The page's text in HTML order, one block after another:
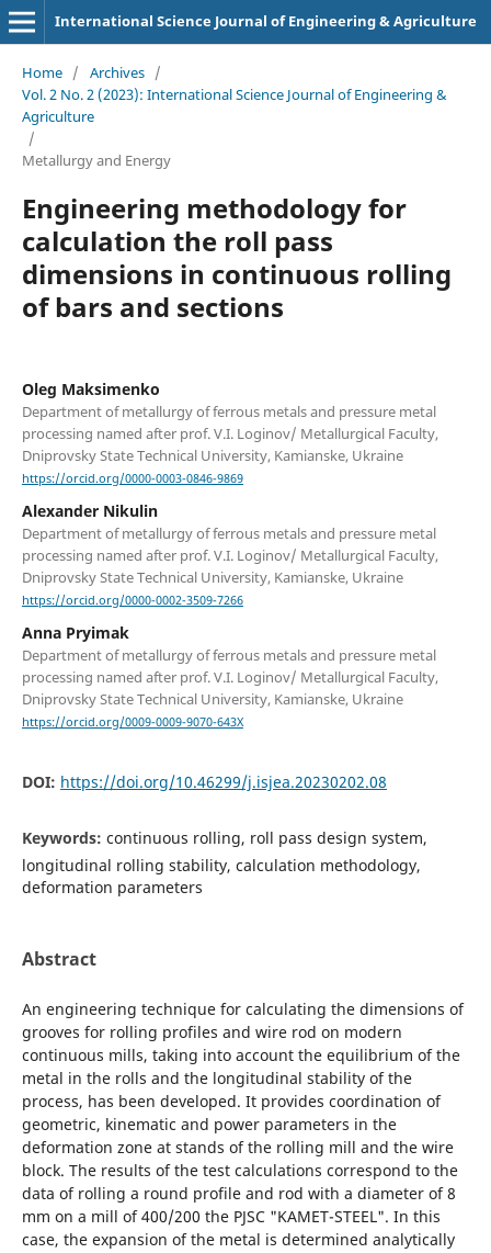
International Science Journal of Engineering & Agriculture
Home / Archives /
Vol. 2 No. 2 (2023): International Science Journal of Engineering &
Agriculture
/
Metallurgy and Energy
Engineering methodology for
calculation the roll pass
dimensions in continuous rolling
of bars and sections
Oleg Maksimenko
Department of metallurgy of ferrous metals and pressure metal
processing named after prof. V.I. Loginov/ Metallurgical Faculty,
Dniprovsky State Technical University, Kamianske, Ukraine
https://orcid.org/0000-0003-0846-9869
Alexander Nikulin
Department of metallurgy of ferrous metals and pressure metal
processing named after prof. V.I. Loginov/ Metallurgical Faculty,
Dniprovsky State Technical University, Kamianske, Ukraine
https://orcid.org/0000-0002-3509-7266
Anna Pryimak
Department of metallurgy of ferrous metals and pressure metal
processing named after prof. V.I. Loginov/ Metallurgical Faculty,
Dniprovsky State Technical University, Kamianske, Ukraine
https://orcid.org/0009-0009-9070-643X
DOI: https://doi.org/10.46299/j.isjea.20230202.08
Keywords: continuous rolling, roll pass design system,
longitudinal rolling stability, calculation methodology,
deformation parameters
Abstract
An engineering technique for calculating the dimensions of
grooves for rolling profiles and wire rod on modern
continuous mills, taking into account the equilibrium of the
metal in the rolls and the longitudinal stability of the
process, has been developed. It provides coordination of
geometric, kinematic and power parameters in the
deformation zone at stands of the rolling mill and the wire
block. The results of the test calculations correspond to the
data of rolling a round profile and rod with a diameter of 8
mm on a mill of 400/200 the PJSC "KAMET-STEEL". In this
case, the expansion of the metal is determined analytically